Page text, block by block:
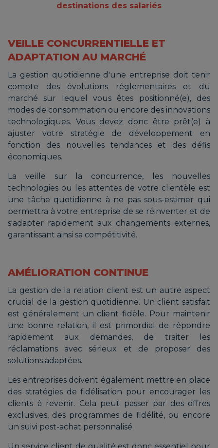
destinations des salariés
VEILLE CONCURRENTIELLE ET
ADAPTATION AU MARCHÉ
La gestion quotidienne d'une entreprise doit tenir
compte des évolutions réglementaires et du
marché sur lequel vous êtes positionné(e), des
modes de consommation ou encore des innovations
technologiques. Vous devez donc être prêt(e) à
ajuster votre stratégie de développement en
fonction des nouvelles tendances et des défis
économiques.
La veille sur la concurrence, les nouvelles
technologies ou les attentes de votre clientèle est
une tâche quotidienne à ne pas sous-estimer qui
permettra à votre entreprise de se réinventer et de
s'adapter rapidement aux changements externes,
garantissant ainsi sa compétitivité.
AMÉLIORATION CONTINUE
La gestion de la relation client est un autre aspect
crucial de la gestion quotidienne. Un client satisfait
est généralement un client fidèle. Pour maintenir
une bonne relation, il est primordial de répondre
rapidement aux demandes, de traiter les
réclamations avec sérieux et de proposer des
solutions adaptées.
Les entreprises doivent également mettre en place
des stratégies de fidélisation pour encourager les
clients à revenir. Cela peut passer par des offres
exclusives, des programmes de fidélité, ou encore
un suivi post-achat personnalisé.